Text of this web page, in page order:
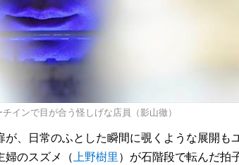
インで目が合う怪しげな店員（影山徹）
、日常のふとした瞬間に覗くような展開も
婦のスズメ（上野樹里）が石階段で転んだ拍